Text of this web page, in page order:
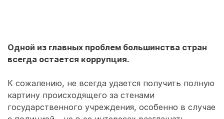
Одной из главных проблем большинства стран
всегда остается коррупция.
К сожалению, не всегда удается получить полную
картину происходящего за стенами
государственного учреждения, особенно в случае